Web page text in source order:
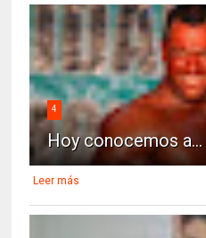
4
Hoy conocemos
Leer más